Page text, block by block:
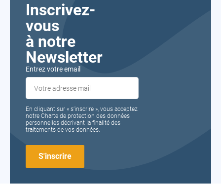
Inscrivez-
vous
à notre
Newsletter
Entrez votre email
En cliquant sur « s’inscrire », vous acceptez
notre Charte de protection des données
personnelles décrivant la finalité des
traitements de vos données.